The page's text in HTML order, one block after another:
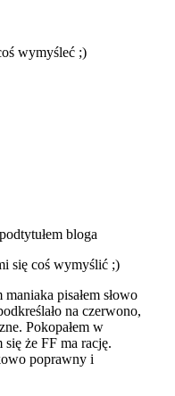
wymyśleć ;)
bloga
się coś wymyślić ;)
pisałem słowo
na czerwono,
Pokopałem w
się że FF ma rację.
poprawny i